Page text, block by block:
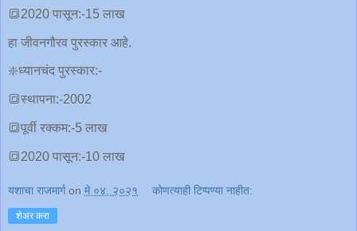
🔳2020 पासून:-15 लाख
हा जीवनगौरव पुरस्कार आहे.
❇️ध्यानचंद पुरस्कार:-
🔳स्थापना:-2002
🔳पूर्वी रक्कम:-5 लाख
🔳2020 पासून:-10 लाख
यशाचा राजमार्ग on मे ०४, २०२१ कोणत्याही टिप्पण्‍या नाहीत:
शेअर करा